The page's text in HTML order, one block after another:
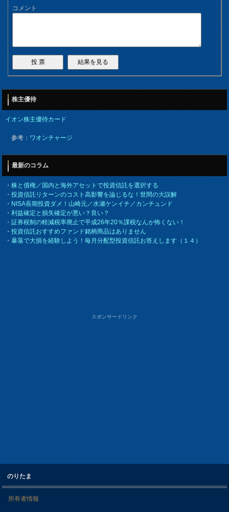
コメント
株主優待
イオン株主優待カード
参考：ワオンチャージ
最新のコラム
・株と債権／国内と海外アセットで投資信託を選択する
・投資信託リターンのコスト高影響を論じるな！世間の大誤解
・NISA長期投資ダメ！山崎元／水瀬ケンイチ／カンチュンド
・利益確定と損失確定が悪い？良い？
・証券税制の軽減税率廃止で平成26年20％課税なんか怖くない！
・投資信託おすすめファンド銘柄商品はありません
・暴落で大損を経験しよう！毎月分配型投資信託お答えします（１４）
スポンサードリンク
のりたま
所有者情報